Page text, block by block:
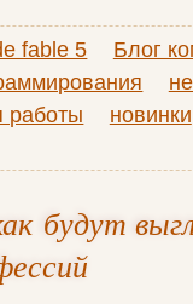
fable 5
Блог
работы
новинки
будут